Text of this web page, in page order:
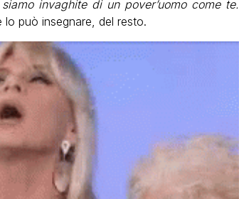
invaghite di un pover’uomo come te.
lo può insegnare, del resto.